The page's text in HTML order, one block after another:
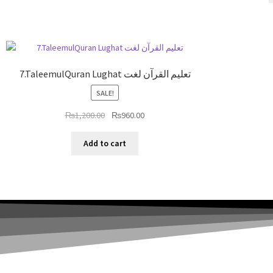
7.TaleemulQuran Lughat تعلیم القرآن لغت
SALE!
₨1,200.00 ₨960.00
Add to cart